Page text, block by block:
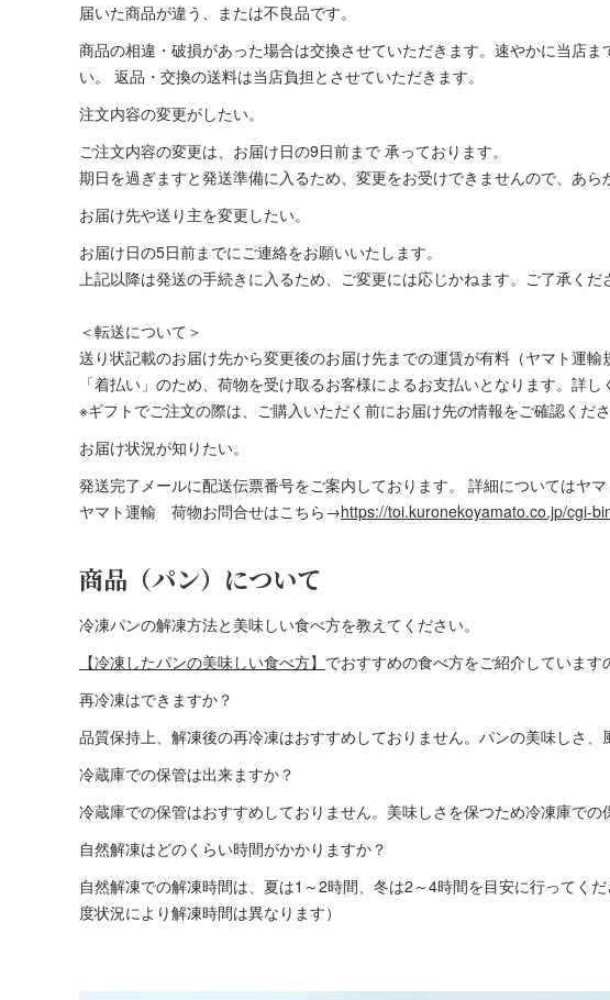
届いた商品が違う、または不良品です。
商品の相違・破損があった場合は交換させていただきます。速やかに当店ま
い。 返品・交換の送料は当店負担とさせていただきます。
注文内容の変更がしたい。
ご注文内容の変更は、お届け日の9日前まで 承っております。
期日を過ぎますと発送準備に入るため、変更をお受けできませんので、あら
お届け先や送り主を変更したい。
お届け日の5日前までにご連絡をお願いいたします。
上記以降は発送の手続きに入るため、ご変更には応じかねます。ご了承く
＜転送について＞
送り状記載のお届け先から変更後のお届け先までの運賃が有料（ヤマト運輸
「着払い」のため、荷物を受け取るお客様によるお支払いとなります。詳し
※ギフトでご注文の際は、ご購入いただく前にお届け先の情報をご確認くださ
お届け状況が知りたい。
発送完了メールに配送伝票番号をご案内しております。 詳細についてはヤ
ヤマト運輸 荷物お問合せはこちら→https://toi.kuronekoyamato.co.jp/cgi-
商品（パン）について
冷凍パンの解凍方法と美味しい食べ方を教えてください。
【冷凍したパンの美味しい食べ方】 でおすすめの食べ方をご紹介しています
再冷凍はできますか？
品質保持上、解凍後の再冷凍はおすすめしておりません。パンの美味しさ
冷蔵庫での保管は出来ますか？
冷蔵庫での保管はおすすめしておりません。美味しさを保つため冷凍庫で
自然解凍はどのくらい時間がかかりますか？
自然解凍での解凍時間は、夏は1～2時間、冬は2～4時間を目安に行ってく
度状況により解凍時間は異なります）